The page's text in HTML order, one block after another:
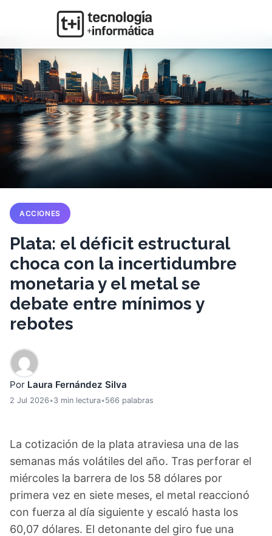
ACCIONES
Plata: el déficit estructural
choca con la incertidumbre
monetaria y el metal se
debate entre mínimos y
rebotes
Por Laura Fernández Silva
2 Jul 2026•3 min lectura•566 palabras
La cotización de la plata atraviesa una de las
semanas más volátiles del año. Tras perforar el
miércoles la barrera de los 58 dólares por
primera vez en siete meses, el metal reaccionó
con fuerza al día siguiente y escaló hasta los
60,07 dólares. El detonante del giro fue una